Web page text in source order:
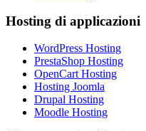
Hosting di applicazioni
WordPress Hosting
PrestaShop Hosting
OpenCart Hosting
Hosting Joomla
Drupal Hosting
Moodle Hosting